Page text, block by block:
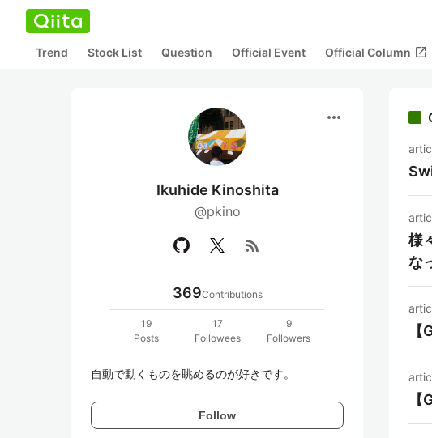
Trend Stock List Question Official Event Official Column open_in_new
more_horiz
Ikuhide Kinoshita
@pkino
rss_feed
369Contributions
19
Posts
17
Followees
9
Followers
自動で動くものを眺めるのが好きです。
Follow
様
な